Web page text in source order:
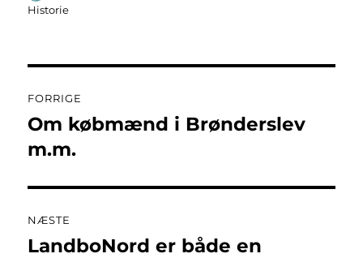
Historie
FORRIGE
Forrige
indlæg:
Om købmænd i Brønderslev
m.m.
NÆSTE
Næste
LandboNord er både en